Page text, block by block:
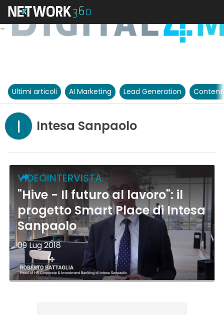
Ultimi articoli AI Marketing Lead Generation
I Intesa Sanpaolo
VIDEOINTERVISTA
"Hive - Il futuro al lavoro": il
progetto Smart Place di Intesa
Sanpaolo
09 Lug 2018